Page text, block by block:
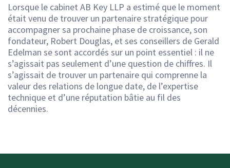
Lorsque le cabinet AB Key LLP a estimé que le moment
était venu de trouver un partenaire stratégique pour
accompagner sa prochaine phase de croissance, son
fondateur, Robert Douglas, et ses conseillers de Gerald
Edelman se sont accordés sur un point essentiel : il ne
s’agissait pas seulement d’une question de chiffres. Il
s’agissait de trouver un partenaire qui comprenne la
valeur des relations de longue date, de l’expertise
technique et d’une réputation bâtie au fil des
décennies.